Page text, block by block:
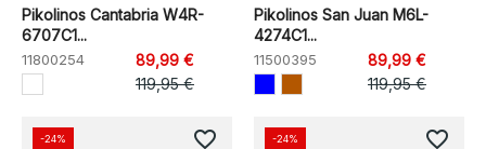
Pikolinos Cantabria W4R-
6707C1...
11800254
89,99 €
119,95 €
Pikolinos San Juan M6L-
4274C1...
11500395
89,99 €
119,95 €
-24% favorite_border -24% favorite_border